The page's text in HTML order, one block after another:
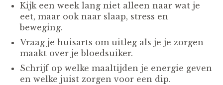
Kijk een week lang niet alleen naar wat je
eet, maar ook naar slaap, stress en
beweging.
Vraag je huisarts om uitleg als je je zorgen
maakt over je bloedsuiker.
Schrijf op welke maaltijden je energie geven
en welke juist zorgen voor een dip.